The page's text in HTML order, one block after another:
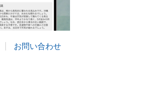
お問い合わせ